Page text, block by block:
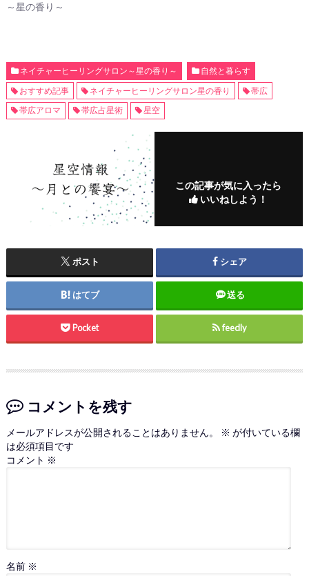
～星の香り～
ネイチャーヒーリングサロン～星の香り～
自然と暮らす
おすすめ記事
ネイチャーヒーリングサロン星の香り
帯広
帯広アロマ
帯広占星術 星空
この記事が気に入ったら
いいねしよう！
ポスト シェア
はてブ 送る
Pocket feedly
コメントを残す
メールアドレスが公開されることはありません。 ※ が付いている欄
は必須項目です
コメント ※
名前 ※